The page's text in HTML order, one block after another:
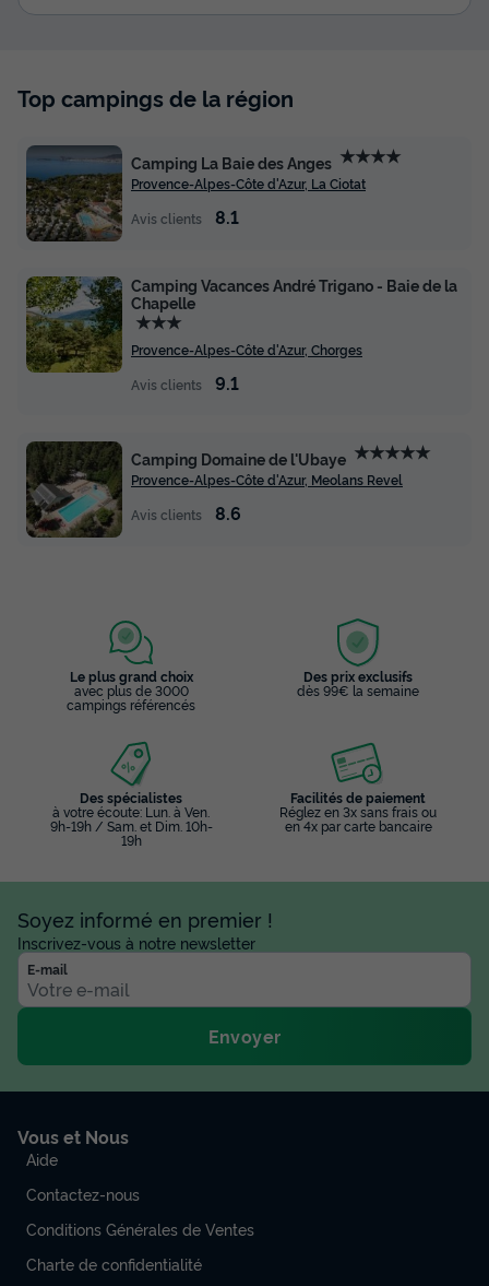
Top campings de la région
Camping La Baie des Anges ★★★★
Provence-Alpes-Côte d'Azur, La Ciotat
Avis clients
8.1
Camping Vacances André Trigano - Baie de la
Chapelle
★★★
Provence-Alpes-Côte d'Azur, Chorges
Avis clients
9.1
Camping Domaine de l'Ubaye ★★★★★
Provence-Alpes-Côte d'Azur, Meolans Revel
Avis clients
8.6
Le plus grand choix
avec plus de 3000
campings référencés
Des prix exclusifs
dès 99€ la semaine
Des spécialistes
à votre écoute: Lun. à Ven.
9h-19h / Sam. et Dim. 10h-
19h
Facilités de paiement
Réglez en 3x sans frais ou
en 4x par carte bancaire
Soyez informé en premier !
Inscrivez-vous à notre newsletter
E-mail
Envoyer
Vous et Nous
Aide
Contactez-nous
Conditions Générales de Ventes
Charte de confidentialité